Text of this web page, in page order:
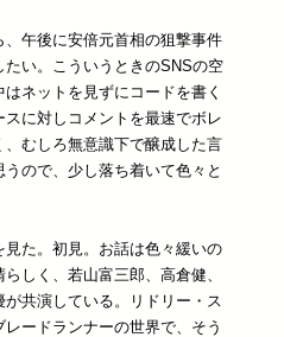
午後に安倍元首相の狙撃事件
い。こういうときのSNSの空
ネットを見ずにコードを書く
に対しコメントを最速でボレ
むしろ無意識下で醸成した言
ので、少し落ち着いて色々と
た。初見。お話は色々緩いの
しく、若山富三郎、高倉健、
共演している。リドリー・ス
ードランナーの世界で、そう